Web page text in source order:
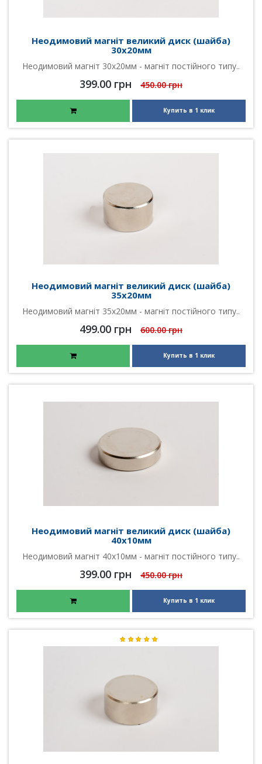
Неодимовий магніт великий диск (шайба)
30х20мм
Неодимовий магніт 30х20мм - магніт постійного типу..
399.00 грн 450.00 грн
Купить в 1 клик
Неодимовий магніт великий диск (шайба)
35х20мм
Неодимовий магніт 35х20мм - магніт постійного типу..
499.00 грн 600.00 грн
Купить в 1 клик
Неодимовий магніт великий диск (шайба)
40х10мм
Неодимовий магніт 40х10мм - магніт постійного типу..
399.00 грн 450.00 грн
Купить в 1 клик